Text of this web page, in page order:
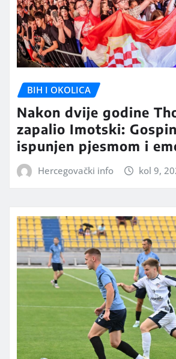
BIH I OKOLICA
Nakon dvije godine
zapalio Imotski:
ispunjen pjesmom i
Hercegovački info kol 9,